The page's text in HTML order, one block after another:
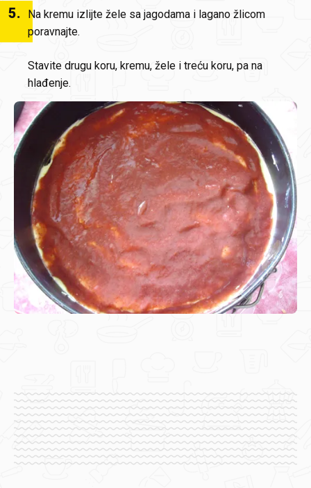
5.
Na kremu izlijte žele sa jagodama i lagano žlicom
poravnajte.
Stavite drugu koru, kremu, žele i treću koru, pa na
hlađenje.